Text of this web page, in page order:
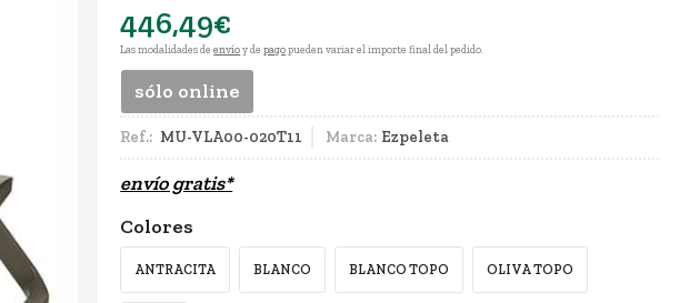
446,49€
Las modalidades deenvíoy depagopueden variar el importe final del pedido.
sólo online
Ref.: MU-VLA00-020T11 Marca: Ezpeleta
envío gratis*
Colores
ANTRACITA BLANCO BLANCO TOPO OLIVA TOPO